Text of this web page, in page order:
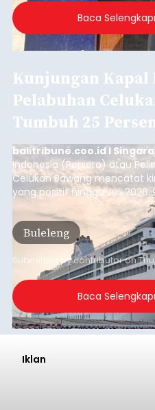
Baca
Kunjungan Kapal
Pelabuhan
Tumbuh 25
balitribune.coo.id I
Indonesia (Persero) atau
Celukan Bawang mencatat
yang positif hingga Juli 2026.
dari arus kapal yang
Tonnage (GT), atau tumbuh
dibandingkan periode yang
yang tercatat sebesar 1,32
Buleleng
Submitted bycontributoron
Baca
Iklan